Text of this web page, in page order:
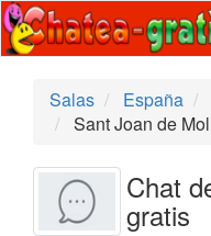
Salas
España
Sant Joan de
Chat
gratis